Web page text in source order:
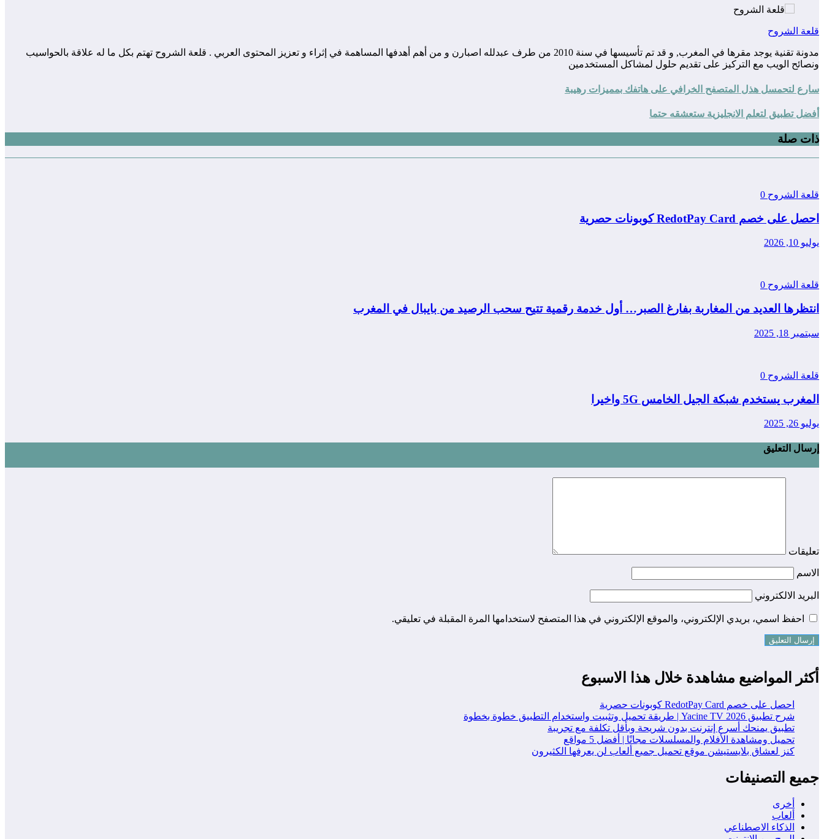
قلعة الشروح
مدونة تقنية يوجد مقرها في المغرب, و قد تم تأسيسها في سنة 2010 من طرف عبدلله اصبارن و من أهم أهدفها المساهمة في إثراء و تعزيز المحتوى العربي . قلعة الشروح تهتم بكل ما له علاقة بالحواسيب
ونصائح الويب مع التركيز على تقديم حلول لمشاكل المستخدمين
سارع لتحمسل هذل المتصفح الخرافي على هاتفك بمميزات رهيبة
أفضل تطبيق لتعلم الانجليزية ستعشقه حتما
ذات صلة
قلعة الشروح 0
احصل على خصم RedotPay Card كوبونات حصرية
يوليو 10, 2026
قلعة الشروح 0
انتظرها العديد من المغاربة بفارغ الصبر… أول خدمة رقمية تتيح سحب الرصيد من بايبال في المغرب
سبتمبر 18, 2025
قلعة الشروح 0
المغرب يستخدم شبكة الجيل الخامس 5G واخيرا
يوليو 26, 2025
إرسال التعليق
تعليقات
الاسم
البريد الالكتروني
احفظ اسمي، بريدي الإلكتروني، والموقع الإلكتروني في هذا المتصفح لاستخدامها المرة المقبلة في تعليقي.
أكثر المواضيع مشاهدة خلال هذا الاسبوع
احصل على خصم RedotPay Card كوبونات حصرية
شرح تطبيق Yacine TV 2026 | طريقة تحميل وتثبيت واستخدام التطبيق خطوة بخطوة
تطبيق يمنحك أسرع إنترنت بدون شريحة وبأقل تكلفة مع تجريبة
تحميل ومشاهدة الأفلام والمسلسلات مجانًا | أفضل 5 مواقع
كنز لعشاق بلايستيشن موقع تحميل جميع ألعاب لن يعرفها الكثيرون
جميع التصنيفات
أخرى
ألعاب
الذكاء الاصطناعي